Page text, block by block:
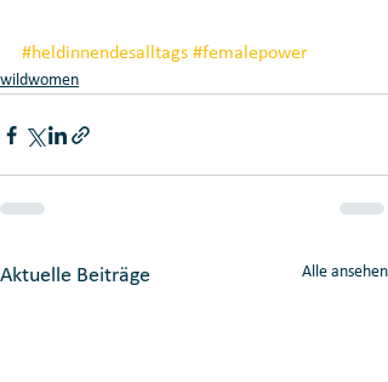
#heldinnendesalltags #femalepower
wildwomen
Aktuelle Beiträge Alle ansehen